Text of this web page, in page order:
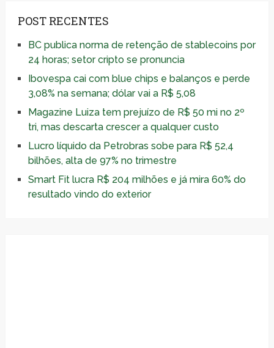
POST RECENTES
BC publica norma de retenção de stablecoins por
24 horas; setor cripto se pronuncia
Ibovespa cai com blue chips e balanços e perde
3,08% na semana; dólar vai a R$ 5,08
Magazine Luiza tem prejuízo de R$ 50 mi no 2º
tri, mas descarta crescer a qualquer custo
Lucro líquido da Petrobras sobe para R$ 52,4
bilhões, alta de 97% no trimestre
Smart Fit lucra R$ 204 milhões e já mira 60% do
resultado vindo do exterior